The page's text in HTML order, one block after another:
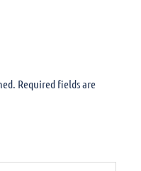
Required fields are